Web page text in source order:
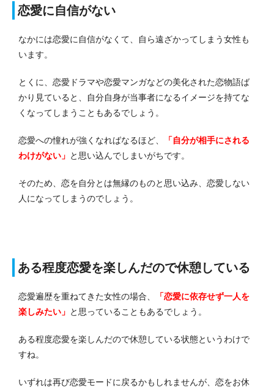
恋愛に自信がない
なかには恋愛に自信がなくて、自ら遠ざかってしまう女性も
います。
とくに、恋愛ドラマや恋愛マンガなどの美化された恋物語ば
かり見ていると、自分自身が当事者になるイメージを持てな
くなってしまうこともあるでしょう。
恋愛への憧れが強くなればなるほど、
「自分が相手にされる
わけがない」 と思い込んでしまいがちです。
そのため、恋を自分とは無縁のものと思い込み、恋愛しない
人になってしまうのでしょう。
ある程度恋愛を楽しんだので休憩している
恋愛遍歴を重ねてきた女性の場合、
「恋愛に依存せず一人を
楽しみたい」 と思っていることもあるでしょう。
ある程度恋愛を楽しんだので休憩している状態というわけで
すね。
いずれは再び恋愛モードに戻るかもしれませんが、恋をお休